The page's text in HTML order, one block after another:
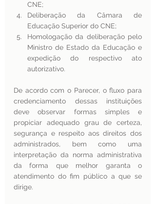
CNE;
Deliberação da Câmara de
Educação Superior do CNE;
Homologação da deliberação pelo
Ministro de Estado da Educação e
expedição do respectivo ato
autorizativo.
De acordo com o Parecer, o fluxo para
credenciamento dessas instituições
deve observar formas simples e
propiciar adequado grau de certeza,
segurança e respeito aos direitos dos
administrados, bem como uma
interpretação da norma administrativa
da forma que melhor garanta o
atendimento do fim público a que se
dirige.